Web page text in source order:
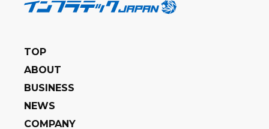
TOP
ABOUT
BUSINESS
NEWS
COMPANY